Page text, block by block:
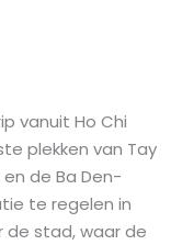
vanuit Ho Chi
plekken van Tay
de Ba Den-
te regelen in
de stad, waar de